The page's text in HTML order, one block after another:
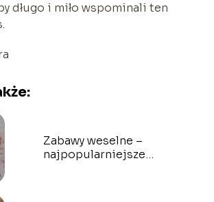
długo i miło wspominali ten
Zabawy weselne –
najpopularniejsze